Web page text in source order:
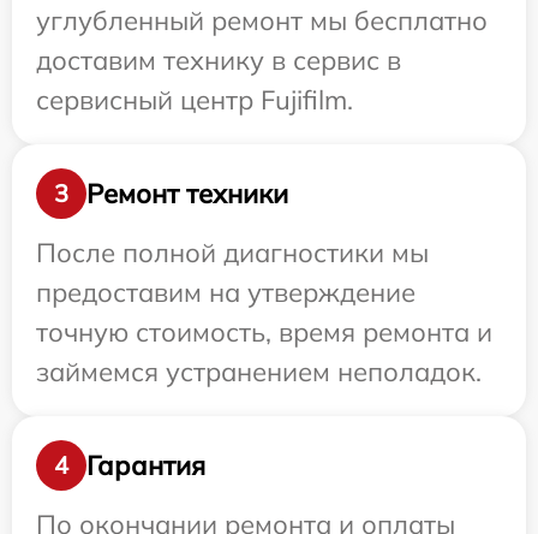
углубленный ремонт мы бесплатно
доставим технику в сервис в
сервисный центр Fujifilm.
3
Ремонт техники
После полной диагностики мы
предоставим на утверждение
точную стоимость, время ремонта и
займемся устранением неполадок.
4
Гарантия
По окончании ремонта и оплаты